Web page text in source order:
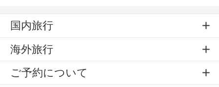
国内旅行
海外旅行
ご予約について